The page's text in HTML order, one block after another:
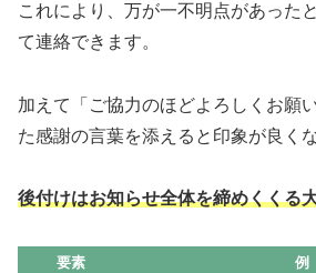
これにより、万が一不明点があった
て連絡できます。
加えて「ご協力のほどよろしくお願
た感謝の言葉を添えると印象が良く
後付けはお知らせ全体を締めくくる
要素
例